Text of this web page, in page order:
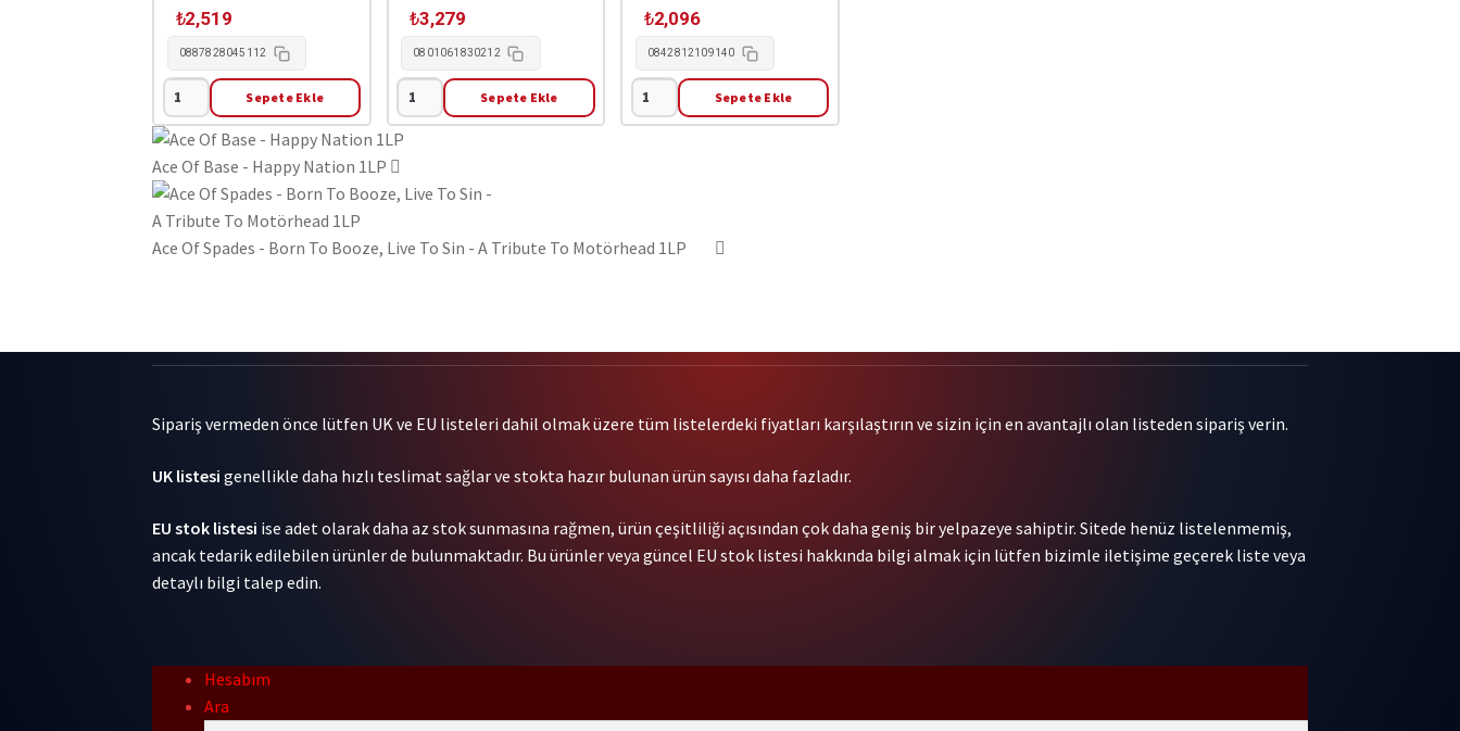
₺2,519
0887828045112
(Sandy)
Alex
G
-
House
of
Sepete Ekle
₺3,279
0801061830212
!!!
(Chk
Chk
Chk)
Wallop
adet
Sepete Ekle
₺2,096
0842812109140
$Uicideboy$
Die
1-
Sepete Ekle
Ace Of Base - Happy Nation 1LP
Ace Of Spades - Born To Booze, Live To Sin - A Tribute To Motörhead 1LP
Sipariş vermeden önce lütfen UK ve EU listeleri dahil olmak üzere tüm listelerdeki fiyatları karşılaştırın ve sizin için en avantajlı olan listeden sipariş verin.
UK listesi genellikle daha hızlı teslimat sağlar ve stokta hazır bulunan ürün sayısı daha fazladır.
EU stok listesi ise adet olarak daha az stok sunmasına rağmen, ürün çeşitliliği açısından çok daha geniş bir yelpazeye sahiptir. Sitede henüz listelenmemiş,
ancak tedarik edilebilen ürünler de bulunmaktadır. Bu ürünler veya güncel EU stok listesi hakkında bilgi almak için lütfen bizimle iletişime geçerek liste veya
detaylı bilgi talep edin.
Hesabım
Ara